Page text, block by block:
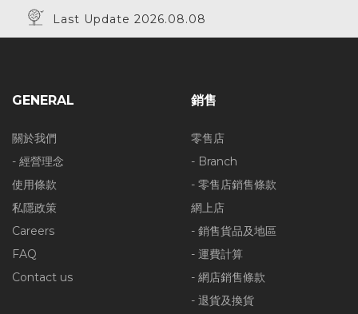
Last Update 2026.08.08
GENERAL
關於我們
- 經營理念
使用條款
私隱政策
Careers
FAQ
Contact us
銷售
零售店
- Branch
- 零售店銷售條款
網上店
- 銷售貨品及地區
- 運費計算
- 網店銷售條款
- 退貨及換貨